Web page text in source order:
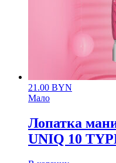
21.00 BYN
Мало
Лопатка
UNIQ 10